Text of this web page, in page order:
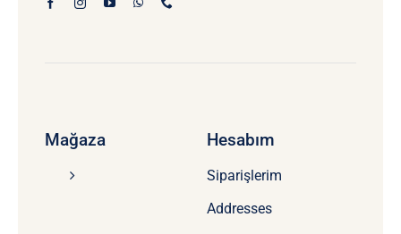
Mağaza Hesabım
Siparişlerim
Addresses